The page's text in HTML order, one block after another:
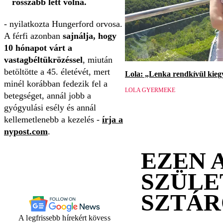
rosszabb lett volna.
- nyilatkozta Hungerford orvosa.
A férfi azonban sajnálja, hogy
10 hónapot várt a
vastagbéltükrözéssel, miután
betöltötte a 45. életévét, mert
minél korábban fedezik fel a
betegséget, annál jobb a
gyógyulási esély és annál
kellemetlenebb a kezelés - írja a
nypost.com.
A legfrissebb hírekért kövess
Lola: „Lenka rendkívül
LOLA GYERMEKE
EZEN